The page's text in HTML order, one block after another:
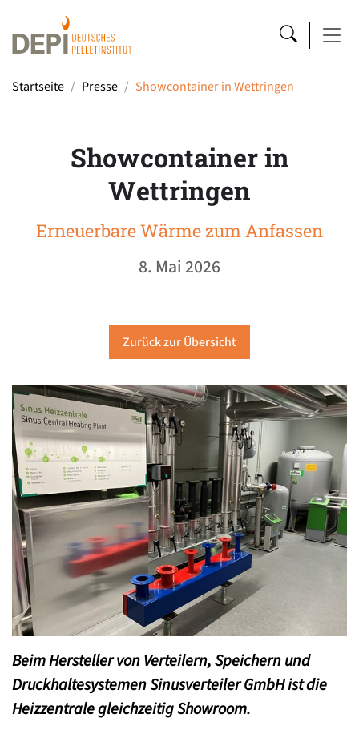
Startseite Presse Showcontainer in Wettringen
Showcontainer in
Wettringen
Erneuerbare Wärme zum Anfassen
8. Mai 2026
Zurück zur Übersicht
Beim Hersteller von Verteilern, Speichern und
Druckhaltesystemen Sinusverteiler GmbH ist die
Heizzentrale gleichzeitig Showroom.